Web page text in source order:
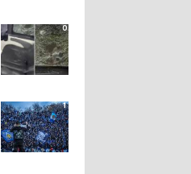
0
1